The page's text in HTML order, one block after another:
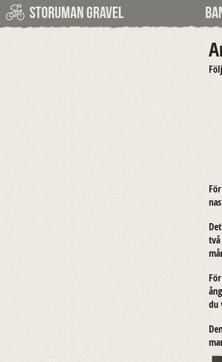
Storuman Gravel
du